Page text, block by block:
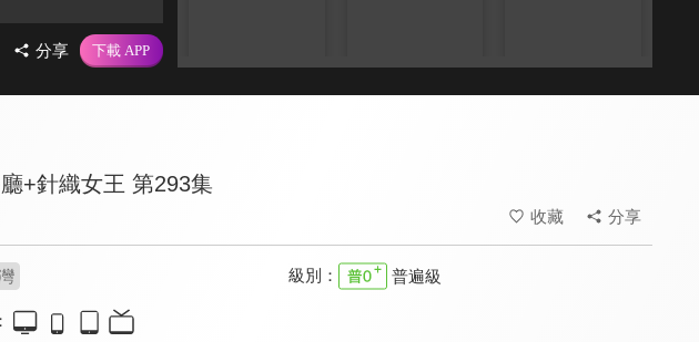
分享
+針織女王 第293集
收藏 分享
級別： 普遍級